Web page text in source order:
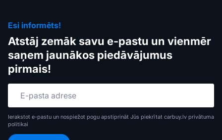
Esi informēts!
Atstāj zemāk savu e-pastu un vienmēr
saņem jaunākos piedāvājumus
pirmais!
Ierakstot e-pastu un nospiežot pogu apstiprināt Jūs piekrītat carbuy.lv privātuma
politikai